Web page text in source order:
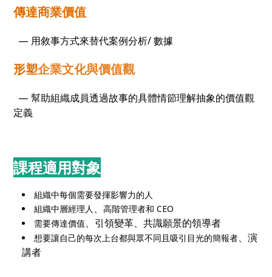
傳達商業價值
— 用敘事方式來替代案例分析/ 數據
形塑企業文化與價值觀
— 幫助組織成員透過故事的具體情節理解抽象的價值觀
定義
課程適用對象
組織中每個需要發揮影響力的人
組織中層經理人 、高階管理者和 CEO
需要傳達價值、引領變革、共識願景的領導者
想要讓自己的每次上台都與眾不同且吸引目光的簡報者、演
講者